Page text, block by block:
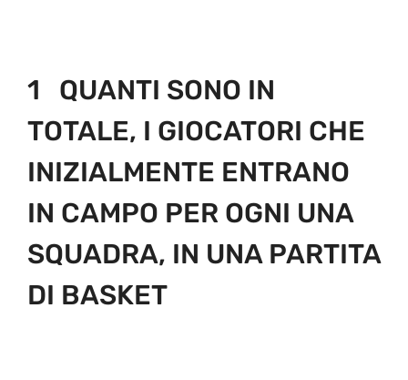
1 QUANTI SONO IN
TOTALE, I GIOCATORI CHE
INIZIALMENTE ENTRANO
IN CAMPO PER OGNI UNA
SQUADRA, IN UNA PARTITA
DI BASKET